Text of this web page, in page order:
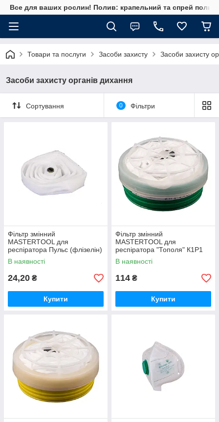
Все для ваших рослин! Полив: крапельний та спрей полив,
Товари та послуги Засоби захисту Засоби захисту
Засоби захисту органів дихання
Сортування 0 Фільтри
Фільтр змінний
MASTERTOOL для
респіратора Пульс (флізелін)
В наявності
24,20 ₴
Купити
Фільтр змінний
MASTERTOOL для
респіратора "Тополя" К1Р1
В наявності
114 ₴
Купити